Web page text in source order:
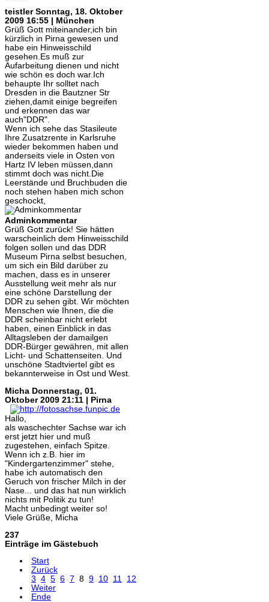
teistler Sonntag, 18. Oktober
2009 16:55 | München
Grüß Gott miteinander,ich bin
kürzlich in Pirna gewesen und
habe ein Hinweisschild
gesehen.Es muß zur
Aufarbeitung dienen und nicht
wie schön es doch war.Ich
behaupte Ihr solltet nach
Dresden in die Bautzner Str
ziehen,damit einige begreifen
und erkennen das war
auch"DDR".
Wenn ich sehe das Stasileute
Ihre Zusatzrente in Karlsruhe
wieder bekommen haben und
anderseits viele in Osten von
Hartz IV leben müssen,dann
stimmt doch was nicht.Die
Leerstände und Bruchbuden die
noch stehen haben mich schon
geschockt,
Adminkommentar
Grüß Gott zurück! Sie hätten
warscheinlich dem Hinweisschild
folgen sollen und das DDR
Museum Pirna selbst besuchen,
um sich ein Bild darüber zu
machen, dass es in unserer
Ausstellung weit mehr als nur
eine schöne Darstellung der
DDR zu sehen gibt. Wir möchten
Menschen wie Ihnen, die die
DDR scheinbar nicht erlebt
haben, einen Einblick in das
Alltagsleben der damailgen
DDR-Bürger gewähren, mit allen
Licht- und Schattenseiten. Und
unschöne Stadtviertel gibt es
bekannterweise in Ost und West.
Micha Donnerstag, 01.
Oktober 2009 21:11 | Pirna
Hallo,
als waschechter Sachse war ich
erst jetzt hier und muß
zugestehen, einfach Spitze.
Wenn ich z.B. hier im
"Kindergartenzimmer" stehe,
habe ich automatisch den
Geruch von frischer Milch in der
Nase... und das hat nun wirklich
nichts mit Politik zu tun!
Macht unbedingt weiter so!
Viele Grüße, Micha
237
Einträge im Gästebuch
Start
Zurück
3 4 5 6 7 8 9 10 11 12
Weiter
Ende